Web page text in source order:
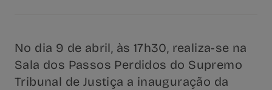
No dia 9 de abril, às 17h30, realiza-se na
Sala dos Passos Perdidos do Supremo
Tribunal de Justiça a inauguração da